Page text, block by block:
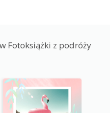
Fotoksiążki z podróży